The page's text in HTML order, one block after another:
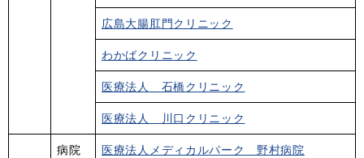
広島大腸肛門クリニック
わかばクリニック
医療法人 石橋クリニック
医療法人 川口クリニック
病院 医療法人メディカルパーク 野村病院